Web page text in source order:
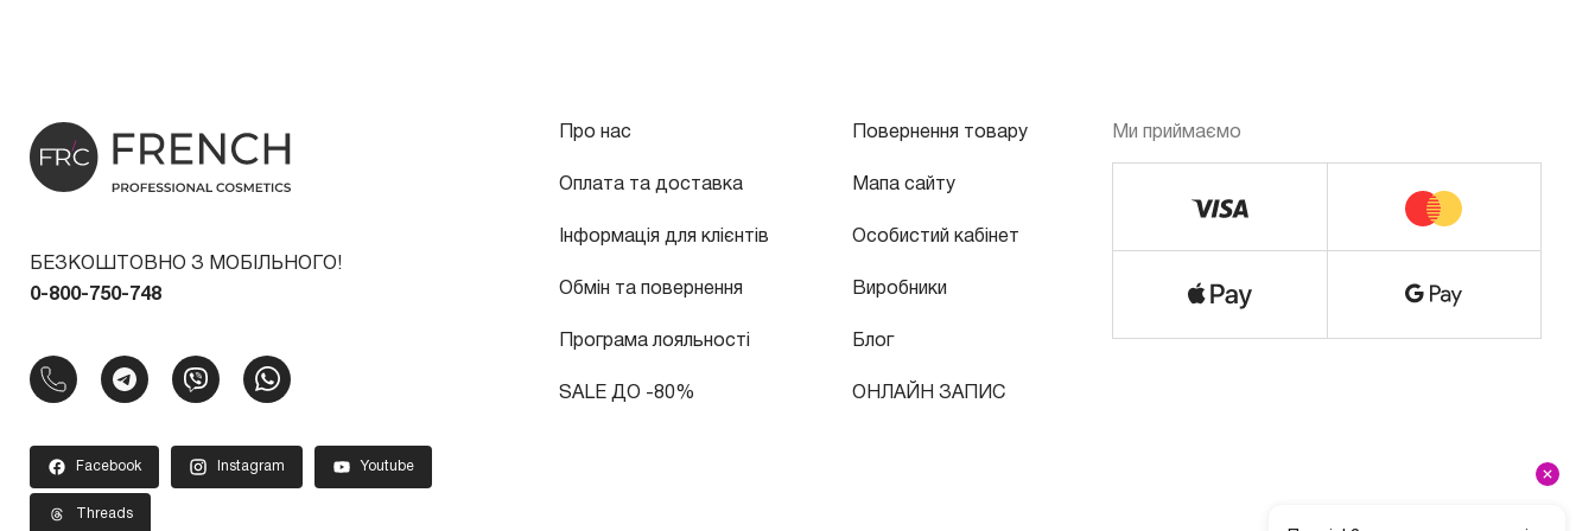
БЕЗКОШТОВНО З МОБІЛЬНОГО!
0-800-750-748
Facebook Instagram Youtube
Threads
Про нас
Оплата та доставка
Інформація для клієнтів
Обмін та повернення
Програма лояльності
SALE ДО -80%
Повернення товару
Мапа сайту
Особистий кабінет
Виробники
Блог
ОНЛАЙН ЗАПИС
Ми приймаємо